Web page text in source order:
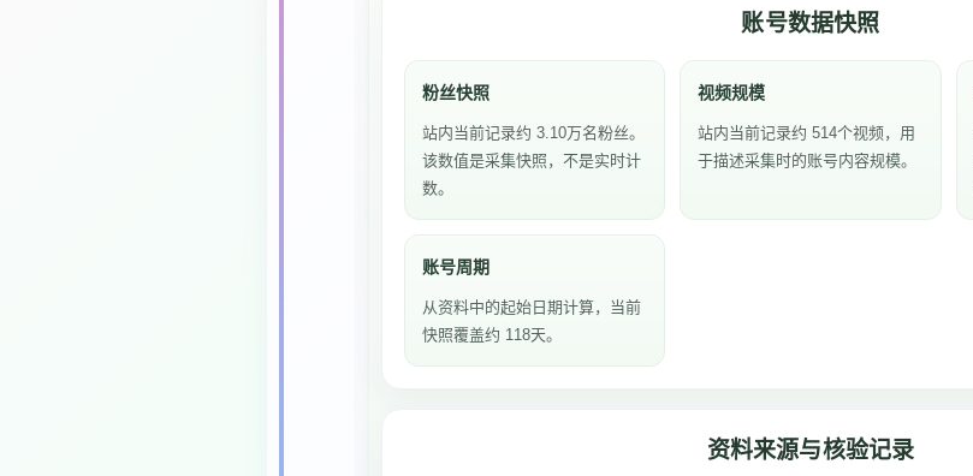
账号数据快照
粉丝快照
站内当前记录约 3.10万名粉丝。
该数值是采集快照，不是实时计
数。
视频规模
站内当前记录约 514个视频，用
于描述采集时的账号内容规模。
账号周期
从资料中的起始日期计算，当前
快照覆盖约 118天。
资料来源与核验记录